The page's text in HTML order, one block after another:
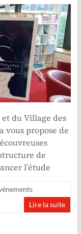
et du Village des
vous propose de
de
l’étude
Lire la suite